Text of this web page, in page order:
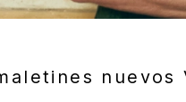
nuevos